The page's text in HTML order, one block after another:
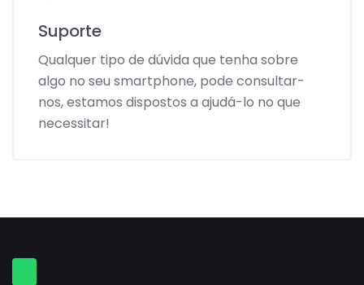
Suporte
Qualquer tipo de dúvida que tenha sobre
algo no seu smartphone, pode consultar-
nos, estamos dispostos a ajudá-lo no que
necessitar!